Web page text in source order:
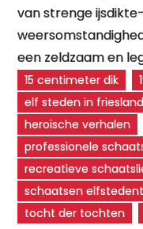
van strenge
een zeldzaam en
15 centimeter dik
elf steden in friesland
heroïsche verhalen
professionele
recreatieve
schaatsen
tocht der tochten